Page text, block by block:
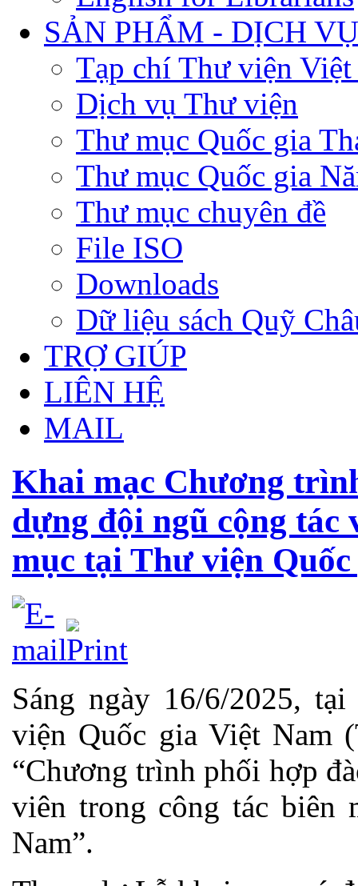
SẢN PHẨM - DỊCH VỤ
Tạp chí Thư viện Việt
Dịch vụ Thư viện
Thư mục Quốc gia
Thư mục Quốc gia
Thư mục chuyên đề
File ISO
Downloads
Dữ liệu sách Quỹ
TRỢ GIÚP
LIÊN HỆ
MAIL
Khai mạc Chương
dựng đội ngũ cộng tác
mục tại Thư viện
Sáng ngày 16/6/2025,
viện Quốc gia Việt Nam
“Chương trình phối hợp
viên trong công tác biên
Nam”.